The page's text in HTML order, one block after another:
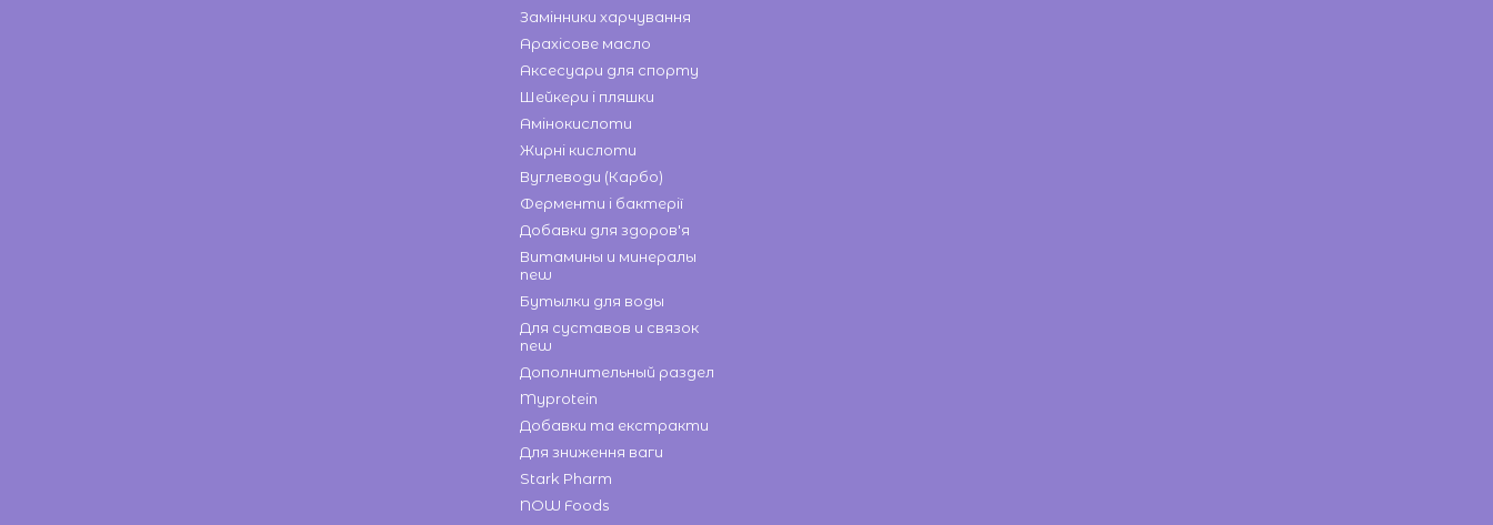
Замінники харчування
Арахісове масло
Аксесуари для спорту
Шейкери і пляшки
Амінокислоти
Жирні кислоти
Вуглеводи (Карбо)
Ферменти і бактерії
Добавки для здоров'я
Витамины и минералы
new
Бутылки для воды
Для суставов и связок
new
Дополнительный раздел
Myprotein
Добавки та екстракти
Для зниження ваги
Stark Pharm
NOW Foods